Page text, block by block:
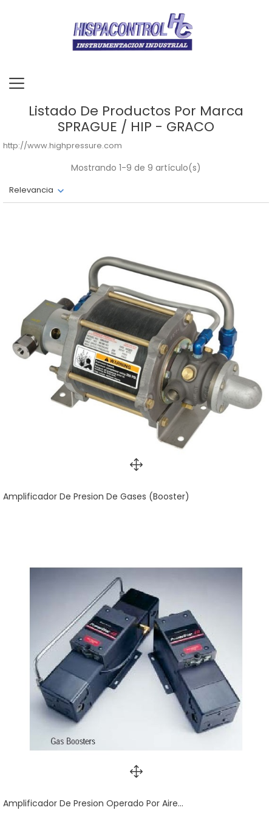
Listado De Productos Por Marca
SPRAGUE / HIP - GRACO
http://www.highpressure.com
Relevancia
Mostrando 1-9 de 9 artículo(s)
Amplificador De Presion De Gases (Booster)
Amplificador De Presion Operado Por Aire...